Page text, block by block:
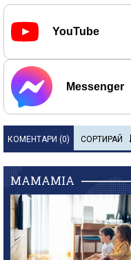
YouTube
Messenger
КОМЕНТАРИ (0) СОРТИРАЙ
MAMAMIA